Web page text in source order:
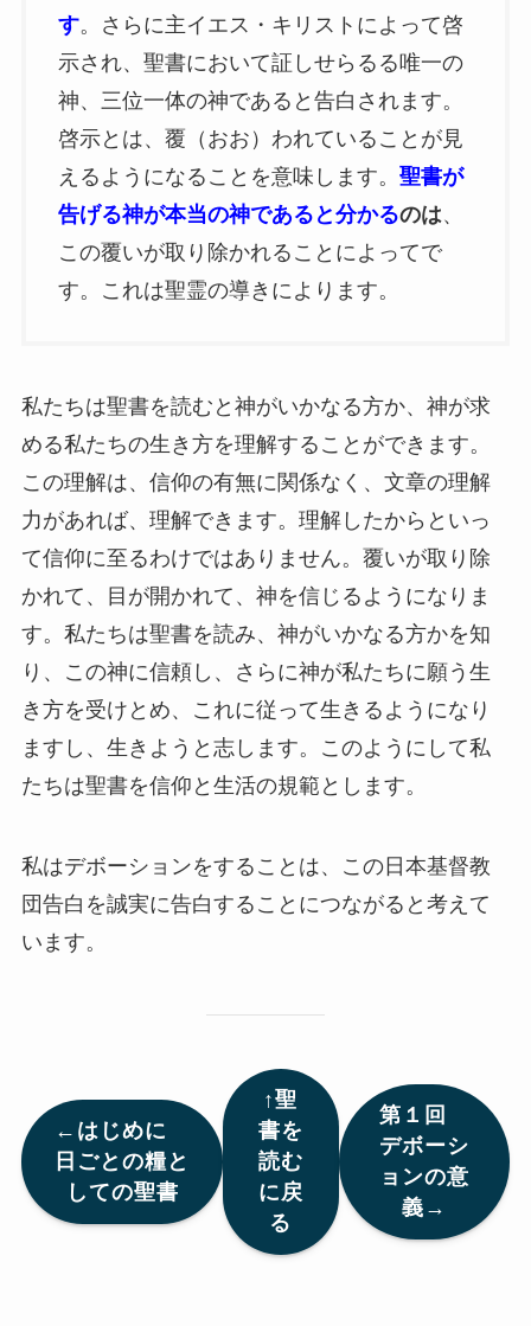
す。さらに主イエス・キリストによって啓
示され、聖書において証しせらるる唯一の
神、三位一体の神であると告白されます。
啓示とは、覆（おお）われていることが見
えるようになることを意味します。 聖書が
告げる神が本当の神であると分かるのは、
この覆いが取り除かれることによってで
す。これは聖霊の導きによります。
私たちは聖書を読むと神がいかなる方か、神が求
める私たちの生き方を理解することができます。
この理解は、信仰の有無に関係なく、文章の理解
力があれば、理解できます。理解したからといっ
て信仰に至るわけではありません。覆いが取り除
かれて、目が開かれて、神を信じるようになりま
す。私たちは聖書を読み、神がいかなる方かを知
り、この神に信頼し、さらに神が私たちに願う生
き方を受けとめ、これに従って生きるようになり
ますし、生きようと志します。このようにして私
たちは聖書を信仰と生活の規範とします。
私はデボーションをすることは、この日本基督教
団告白を誠実に告白することにつながると考えて
います。
←はじめに
日ごとの糧と
しての聖書
↑聖
書を
読む
に戻
る
第１回
デボーシ
ョンの意
義→